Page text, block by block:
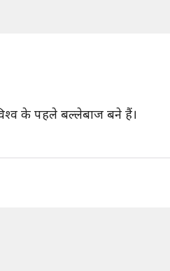
के पहले बल्लेबाज बने हैं।